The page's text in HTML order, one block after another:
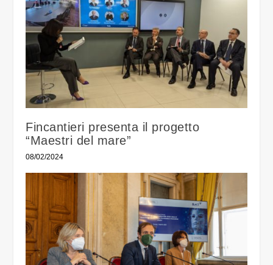
Fincantieri presenta il progetto
“Maestri del mare”
08/02/2024